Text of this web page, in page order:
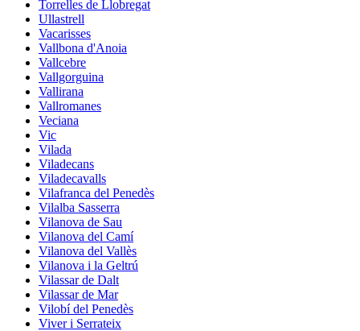
Torrelles de Llobregat
Ullastrell
Vacarisses
Vallbona d'Anoia
Vallcebre
Vallgorguina
Vallirana
Vallromanes
Veciana
Vic
Vilada
Viladecans
Viladecavalls
Vilafranca del Penedès
Vilalba Sasserra
Vilanova de Sau
Vilanova del Camí
Vilanova del Vallès
Vilanova i la Geltrú
Vilassar de Dalt
Vilassar de Mar
Vilobí del Penedès
Viver i Serrateix